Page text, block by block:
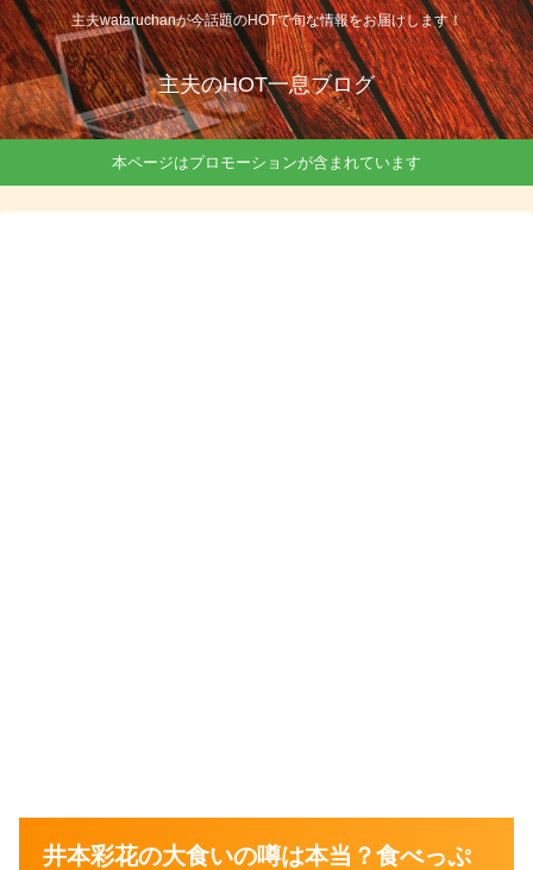
主夫wataruchanが今話題のHOTで旬な情報をお届けします！
主夫のHOT一息ブログ
本ページはプロモーションが含まれています
井本彩花の大食いの噂は本当？食べっぷ